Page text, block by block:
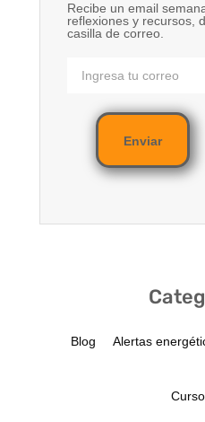
Recibe un email
reflexiones y recursos,
casilla de correo.
Enviar
Blog Alertas